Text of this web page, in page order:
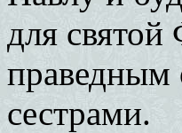
для
праведным
сестрами.